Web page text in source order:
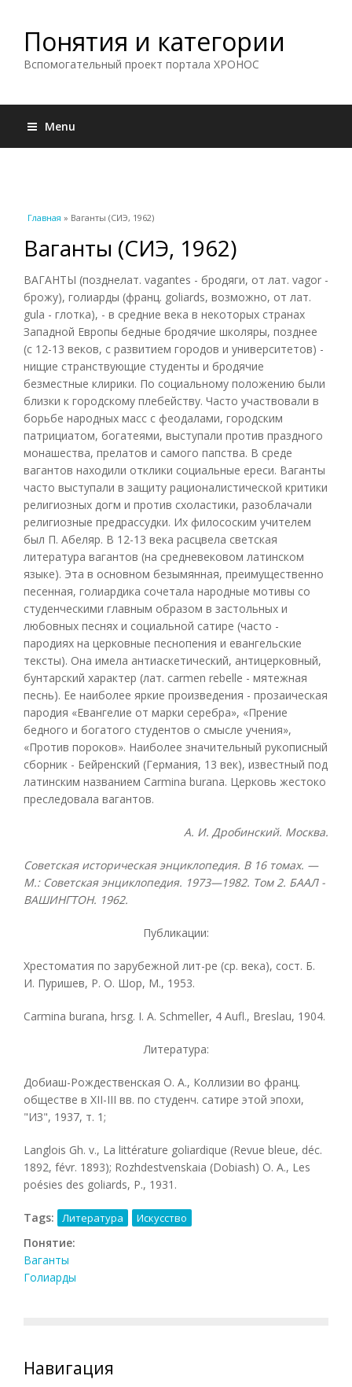
Понятия и категории
Вспомогательный проект портала ХРОНОС
Menu
Вы здесь
Главная » Ваганты (СИЭ, 1962)
Ваганты (СИЭ, 1962)
ВАГАНТЫ (позднелат. vagantes - бродяги, от лат. vagor -
брожу), голиарды (франц. goliards, возможно, от лат.
gula - глотка), - в средние века в некоторых странах
Западной Европы бедные бродячие школяры, позднее
(с 12-13 веков, с развитием городов и университетов) -
нищие странствующие студенты и бродячие
безместные клирики. По социальному положению были
близки к городскому плебейству. Часто участвовали в
борьбе народных масс с феодалами, городским
патрициатом, богатеями, выступали против праздного
монашества, прелатов и самого папства. В среде
вагантов находили отклики социальные ереси. Ваганты
часто выступали в защиту рационалистической критики
религиозных догм и против схоластики, разоблачали
религиозные предрассудки. Их филососким учителем
был П. Абеляр. В 12-13 века расцвела светская
литература вагантов (на средневековом латинском
языке). Эта в основном безымянная, преимущественно
песенная, голиардика сочетала народные мотивы со
студенческими главным образом в застольных и
любовных песнях и социальной сатире (часто -
пародиях на церковные песнопения и евангельские
тексты). Она имела антиаскетический, антицерковный,
бунтарский характер (лат. carmen rebelle - мятежная
песнь). Ее наиболее яркие произведения - прозаическая
пародия «Евангелие от марки серебра», «Прение
бедного и богатого студентов о смысле учения»,
«Против пороков». Наиболее значительный рукописный
сборник - Бейренский (Германия, 13 век), известный под
латинским названием Carmina burana. Церковь жестоко
преследовала вагантов.
A. И. Дробинский. Москва.
Советская историческая энциклопедия. В 16 томах. —
М.: Советская энциклопедия. 1973—1982. Том 2. БААЛ -
ВАШИНГТОН. 1962.
Публикации:
Хрестоматия по зарубежной лит-ре (ср. века), сост. Б.
И. Пуришев, Р. О. Шор, M., 1953.
Carmina burana, hrsg. I. A. Schmeller, 4 Aufl., Breslau, 1904.
Литература:
Добиаш-Рождественская О. A., Коллизии во франц.
обществе в XII-III вв. по студенч. сатире этой эпохи,
"ИЗ", 1937, т. 1;
Langlois Gh. v., La littérature goliardique (Revue bleue, déc.
1892, févr. 1893); Rozhdestvenskaia (Dobiash) O. A., Les
poésies des goliards, P., 1931.
Tags: Литература Искусство
Понятие:
Ваганты
Голиарды
Навигация